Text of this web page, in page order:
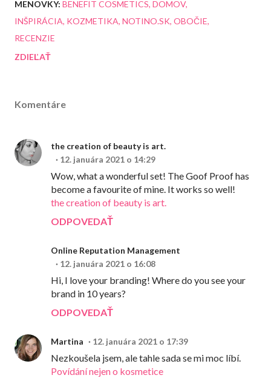
MENOVKY: BENEFIT COSMETICS DOMOV
INŠPIRÁCIA KOZMETIKA NOTINO.SK OBOČIE
RECENZIE
ZDIEĽAŤ
Komentáre
the creation of beauty is art.
12. januára 2021 o 14:29
Wow, what a wonderful set! The Goof Proof has
become a favourite of mine. It works so well!
the creation of beauty is art.
ODPOVEDAŤ
Online Reputation Management
12. januára 2021 o 16:08
Hi, I love your branding! Where do you see your
brand in 10 years?
ODPOVEDAŤ
Martina 12. januára 2021 o 17:39
Nezkoušela jsem, ale tahle sada se mi moc líbí.
Povídání nejen o kosmetice